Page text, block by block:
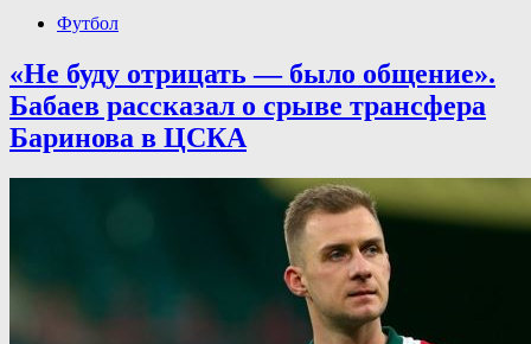
Футбол
«Не буду отрицать — было общение».
Бабаев рассказал о срыве трансфера
Баринова в ЦСКА